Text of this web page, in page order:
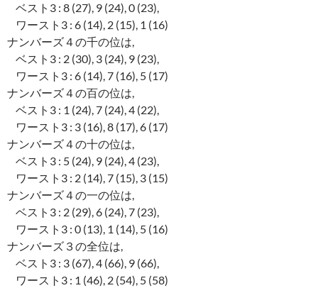
ベスト3 : 8 (27), 9 (24), 0 (23),
ワースト3 : 6 (14), 2 (15), 1 (16)
ナンバーズ４の千の位は,
ベスト3 : 2 (30), 3 (24), 9 (23),
ワースト3 : 6 (14), 7 (16), 5 (17)
ナンバーズ４の百の位は,
ベスト3 : 1 (24), 7 (24), 4 (22),
ワースト3 : 3 (16), 8 (17), 6 (17)
ナンバーズ４の十の位は,
ベスト3 : 5 (24), 9 (24), 4 (23),
ワースト3 : 2 (14), 7 (15), 3 (15)
ナンバーズ４の一の位は,
ベスト3 : 2 (29), 6 (24), 7 (23),
ワースト3 : 0 (13), 1 (14), 5 (16)
ナンバーズ３の全位は,
ベスト3 : 3 (67), 4 (66), 9 (66),
ワースト3 : 1 (46), 2 (54), 5 (58)